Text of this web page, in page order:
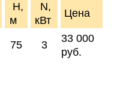
H,
м
N,
кВт
Цена
75 3
33 000
руб.